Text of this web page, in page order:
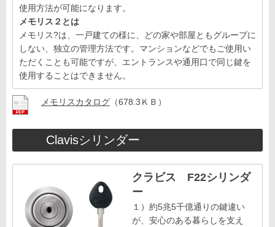
使用方法が可能になります。
メモリス２とは
メモリス?は、一戸建ての様に、どの家や部屋ともグループに
しない、独立の管理方法です。マンションなどでもご使用い
ただくことも可能ですが、エントランスや通用口で同じ鍵を
使用することはできません。
メモリスカタログ （678.3ＫＢ）
Clavisシリンダー
クラビス F22シリンダ
ー
１）約5兆5千億通りの鍵違い
が、安心のある暮らしを支え